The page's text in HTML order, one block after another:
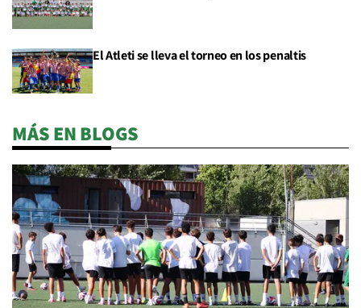
El Atleti se lleva el torneo en los penaltis
MÁS EN BLOGS